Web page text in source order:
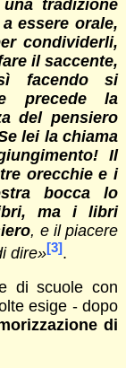
tradizione
essere orale,
condividerli,
il saccente,
facendo si
precede la
del pensiero
lei la chiama
Il
orecchie e i
bocca lo
ma i libri
, e il piacere
dire»[3].
di scuole con
esige - dopo
di